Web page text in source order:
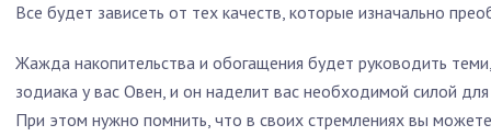
Все будет зависеть от тех качеств, которые изначально
Жажда накопительства и обогащения будет руководить
зодиака у вас Овен, и он наделит вас необходимой силой
При этом нужно помнить, что в своих стремлениях вы